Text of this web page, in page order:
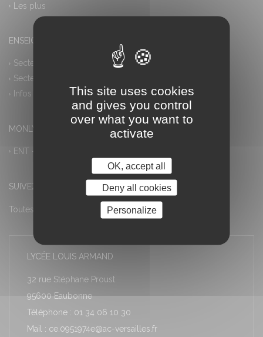
Les plus
ENSEIGNEMENT PROFESSIONNEL
Secteur industriel
Secteur tertiaire
Infos pratiques
MONLYCEE.NET (ENT) – PRONOTE
ENT – Accès à PRONOTE
SUIVEZ-NOUS
Toutes les actualités
LYCÉE LOUIS ARMAND
32 rue Stéphane Proust
95600 Eaubonne
Téléphone : 01 34 06 10 30
Mail : ce.0951974e@ac-versailles.fr
This site uses cookies
and gives you control
over what you want to
activate
OK, accept all
Deny all cookies
Personalize